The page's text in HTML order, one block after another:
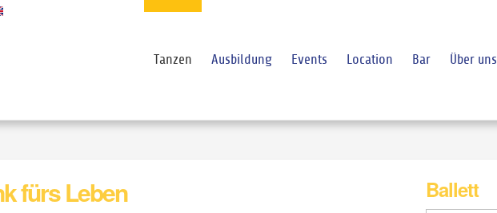
Tanzen Ausbildung Events Location Bar Über uns
fürs Leben Ballett